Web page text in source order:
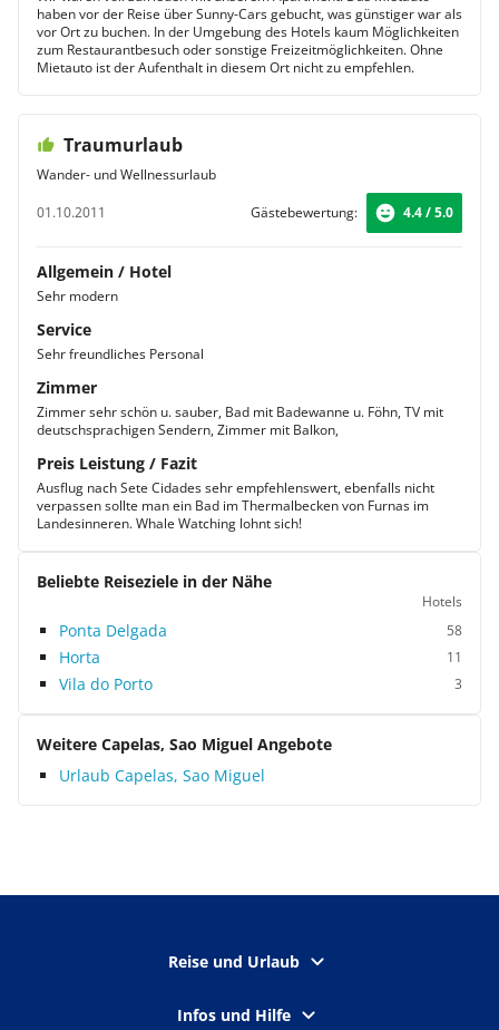
haben vor der Reise über Sunny-Cars gebucht, was günstiger war als
vor Ort zu buchen. In der Umgebung des Hotels kaum Möglichkeiten
zum Restaurantbesuch oder sonstige Freizeitmöglichkeiten. Ohne
Mietauto ist der Aufenthalt in diesem Ort nicht zu empfehlen.
Traumurlaub
Wander- und Wellnessurlaub
01.10.2011
Gästebewertung: 4.4 / 5.0
Allgemein / Hotel
Sehr modern
Service
Sehr freundliches Personal
Zimmer
Zimmer sehr schön u. sauber, Bad mit Badewanne u. Föhn, TV mit
deutschsprachigen Sendern, Zimmer mit Balkon,
Preis Leistung / Fazit
Ausflug nach Sete Cidades sehr empfehlenswert, ebenfalls nicht
verpassen sollte man ein Bad im Thermalbecken von Furnas im
Landesinneren. Whale Watching lohnt sich!
Beliebte Reiseziele in der Nähe
Hotels
Ponta Delgada 58
Horta 11
Vila do Porto 3
Weitere Capelas, Sao Miguel Angebote
Urlaub Capelas, Sao Miguel
Reise und Urlaub
Infos und Hilfe